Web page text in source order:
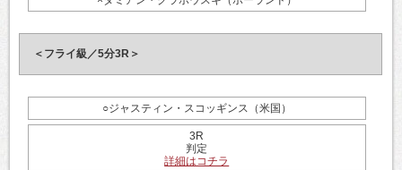
＜フライ級／5分3R＞
○ジャスティン・スコッギンス（米国）
3R
判定
詳細はコチラ